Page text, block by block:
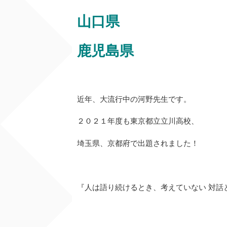
山口県
鹿児島県
近年、大流行中の河野先生です。
２０２１年度も東京都立立川高校、
埼玉県、京都府で出題されました！
『人は語り続けるとき、考えていない 対話